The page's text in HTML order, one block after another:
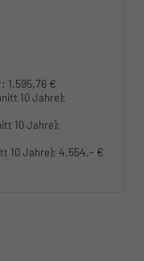
1.595,76 €
10 Jahre):
10 Jahre):
10 Jahre): 4.554,- €